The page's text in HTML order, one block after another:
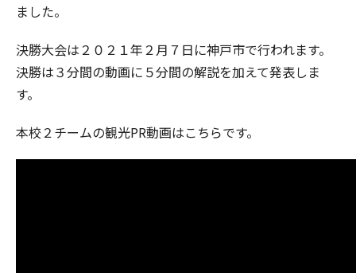
ました。
決勝大会は２０２１年２月７日に神戸市で行われます。
決勝は３分間の動画に５分間の解説を加えて発表しま
す。
本校２チームの観光PR動画はこちらです。